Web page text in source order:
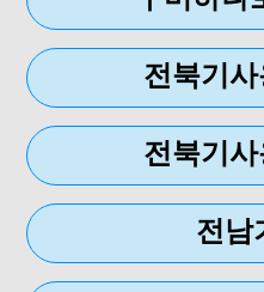
전북기
전북기
전남